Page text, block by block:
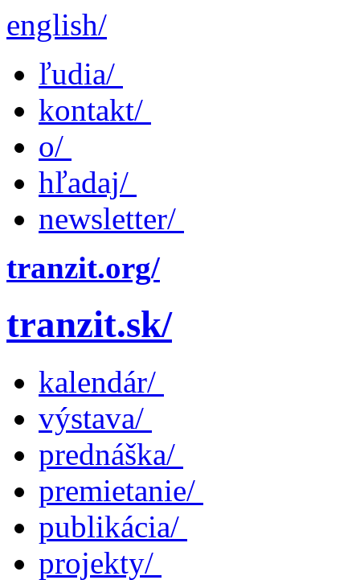
english/
ľudia/
kontakt/
o/
hľadaj/
newsletter/
tranzit.org/
tranzit.sk/
kalendár/
výstava/
prednáška/
premietanie/
publikácia/
projekty/